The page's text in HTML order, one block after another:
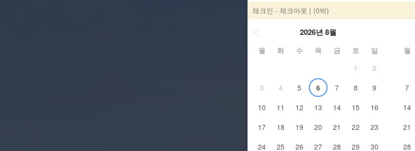
체크인 - 체크아웃 | (0박)
2026년 8월
월 화 수 목 금 토
일
1
2
3
4 5 6 7 8
9
10
11 12 13 14 15
16
17
18 19 20 21 22
23
24
25 26 27 28 29
30
월
7
14
21
28